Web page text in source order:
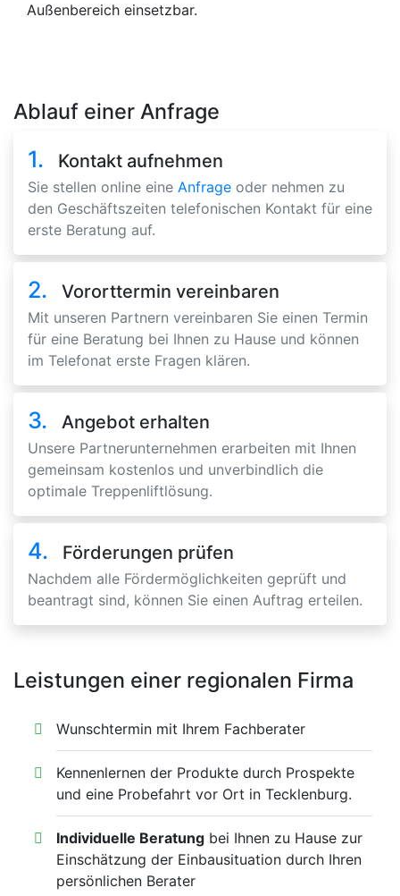
Außenbereich einsetzbar.
Ablauf einer Anfrage
1. Kontakt aufnehmen
Sie stellen online eine Anfrage oder nehmen zu
den Geschäftszeiten telefonischen Kontakt für eine
erste Beratung auf.
2. Vororttermin vereinbaren
Mit unseren Partnern vereinbaren Sie einen Termin
für eine Beratung bei Ihnen zu Hause und können
im Telefonat erste Fragen klären.
3. Angebot erhalten
Unsere Partnerunternehmen erarbeiten mit Ihnen
gemeinsam kostenlos und unverbindlich die
optimale Treppenliftlösung.
4. Förderungen prüfen
Nachdem alle Fördermöglichkeiten geprüft und
beantragt sind, können Sie einen Auftrag erteilen.
Leistungen einer regionalen Firma
Wunschtermin mit Ihrem Fachberater
Kennenlernen der Produkte durch Prospekte
und eine Probefahrt vor Ort in Tecklenburg.
Individuelle Beratung bei Ihnen zu Hause zur
Einschätzung der Einbausituation durch Ihren
persönlichen Berater